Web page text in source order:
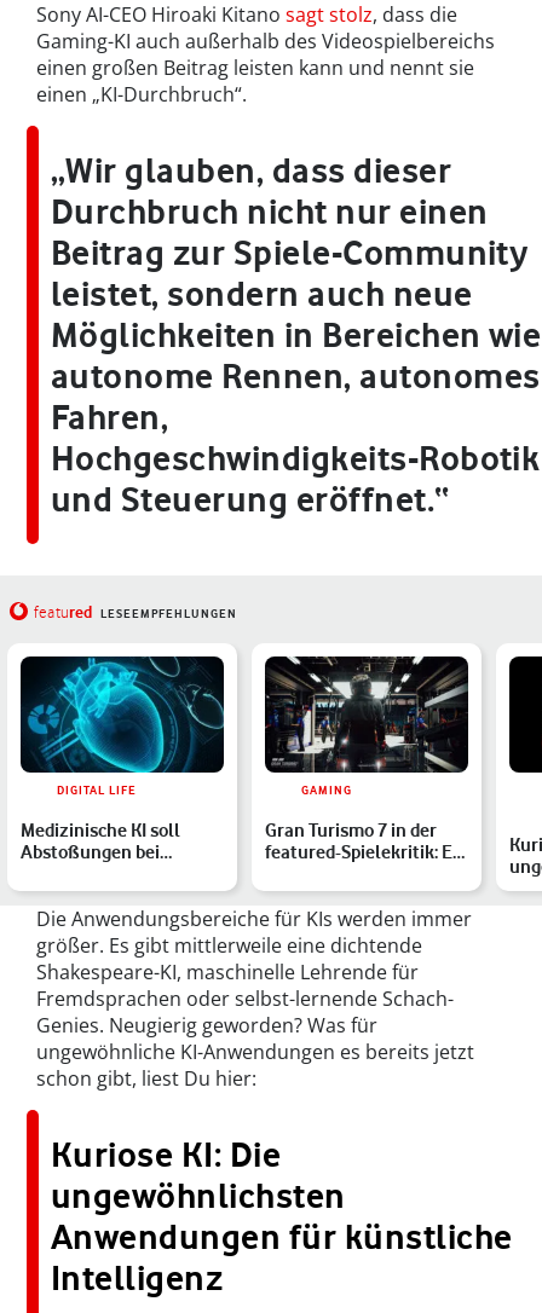
Sony AI-CEO Hiroaki Kitano sagt stolz, dass die
Gaming-KI auch außerhalb des Videospielbereichs
einen großen Beitrag leisten kann und nennt sie
einen „KI-Durchbruch“.
„Wir glauben, dass dieser
Durchbruch nicht nur einen
Beitrag zur Spiele-Community
leistet, sondern auch neue
Möglichkeiten in Bereichen wie
autonome Rennen, autonomes
Fahren,
Hochgeschwindigkeits-Robotik
und Steuerung eröffnet.“
featured LESEEMPFEHLUNGEN
DIGITAL LIFE
Medizinische KI soll
Abstoßungen bei
erkenn…
GAMING
Gran Turismo 7 in der
featured-Spielekritik: Ein
Die Anwendungsbereiche für KIs werden immer
größer. Es gibt mittlerweile eine dichtende
Shakespeare-KI, maschinelle Lehrende für
Fremdsprachen oder selbst-lernende Schach-
Genies. Neugierig geworden? Was für
ungewöhnliche KI-Anwendungen es bereits jetzt
schon gibt, liest Du hier:
Kuriose KI: Die
ungewöhnlichsten
Anwendungen für künstliche
Intelligenz